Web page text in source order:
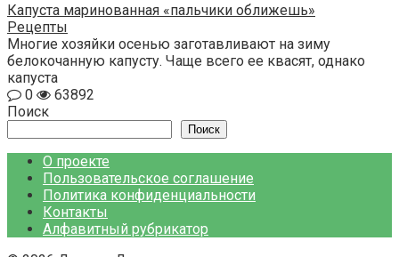
Капуста маринованная «пальчики оближешь»
Рецепты
Многие хозяйки осенью заготавливают на зиму
белокочанную капусту. Чаще всего ее квасят, однако
капуста
0
63892
Поиск
Поиск
О проекте
Пользовательское соглашение
Политика конфиденциальности
Контакты
Алфавитный рубрикатор